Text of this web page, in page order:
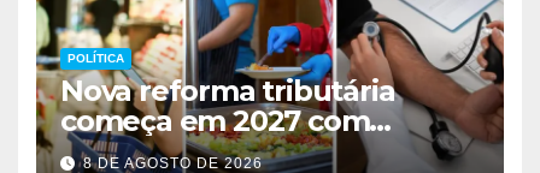
POLÍTICA
Nova reforma tributária
começa em 2027 com
impostos sobre consumo
8 DE AGOSTO DE 2026